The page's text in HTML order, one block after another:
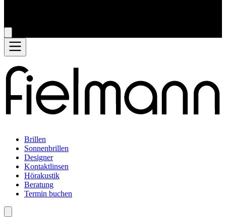
Brillen
Sonnenbrillen
Designer
Kontaktlinsen
Hörakustik
Beratung
Termin buchen